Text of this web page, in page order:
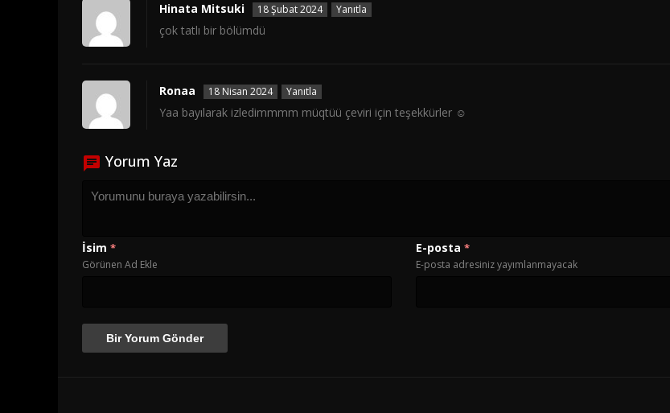
Hinata Mitsuki 18 Şubat 2024 Yanıtla
çok tatlı bir bölümdü
Ronaa 18 Nisan 2024 Yanıtla
Yaa bayılarak izledimmmm müqtüü çeviri için teşekkürler ☺️
Yorum Yaz
İsim *
Görünen Ad Ekle
E-posta *
E-posta adresiniz yayımlanmayacak